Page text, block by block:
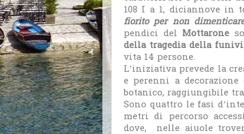
108 I a 1, diciannove in
fiorito per non
pendici del Mottarone
della tragedia della
vita 14 persone.
L’iniziativa prevede la
e perenni a
botanico, raggiungibile
Sono quattro le fasi
metri di percorso
dove, nelle aiuole